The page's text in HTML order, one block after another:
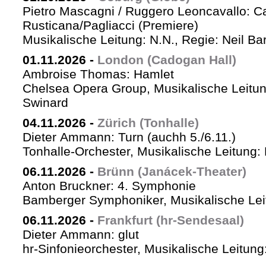
Pietro Mascagni / Ruggero Leoncavallo:
Rusticana/Pagliacci (Premiere)
Musikalische Leitung: N.N., Regie: Neil
01.11.2026 - London (Cadogan Hall)
Ambroise Thomas: Hamlet
Chelsea Opera Group, Musikalische
Swinard
04.11.2026 - Zürich (Tonhalle)
Dieter Ammann: Turn (auchh 5./6.11.)
Tonhalle-Orchester, Musikalische Leitung:
06.11.2026 - Brünn (Janácek-Theater)
Anton Bruckner: 4. Symphonie
Bamberger Symphoniker, Musikalische
06.11.2026 - Frankfurt (hr-Sendesaal)
Dieter Ammann: glut
hr-Sinfonieorchester, Musikalische